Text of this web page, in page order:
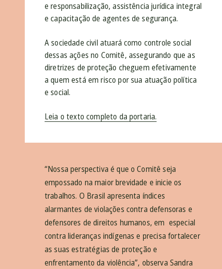
e responsabilização, assistência jurídica integral
e capacitação de agentes de segurança.
A sociedade civil atuará como controle social
dessas ações no Comitê, assegurando que as
diretrizes de proteção cheguem efetivamente
a quem está em risco por sua atuação política
e social.
Leia o texto completo da portaria.
“Nossa perspectiva é que o Comitê seja
empossado na maior brevidade e inicie os
trabalhos. O Brasil apresenta índices
alarmantes de violações contra defensoras e
defensores de direitos humanos, em especial
contra lideranças indígenas e precisa fortalecer
as suas estratégias de proteção e
enfrentamento da violência”, observa Sandra